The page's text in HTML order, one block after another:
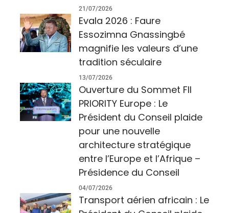
21/07/2026
Evala 2026 : Faure
Essozimna Gnassingbé
magnifie les valeurs d’une
tradition séculaire
13/07/2026
Ouverture du Sommet FII
PRIORITY Europe : Le
Président du Conseil plaide
pour une nouvelle
architecture stratégique
entre l’Europe et l’Afrique –
Présidence du Conseil
04/07/2026
Transport aérien africain : Le